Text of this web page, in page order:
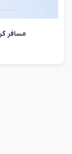
مسافر